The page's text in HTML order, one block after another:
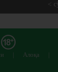
<
| Алоқа |